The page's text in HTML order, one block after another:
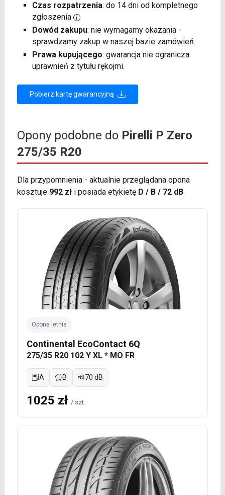
Czas rozpatrzenia: do 14 dni od kompletnego
zgłoszenia
Dowód zakupu: nie wymagamy okazania -
sprawdzamy zakup w naszej bazie zamówień.
Prawa kupującego: gwarancja nie ogranicza
uprawnień z tytułu rękojmi.
Pobierz kartę gwarancyjną
Opony podobne do Pirelli P Zero
275/35 R20
Dla przypomnienia - aktualnie przeglądana opona
kosztuje 992 złi posiada etykietę D / B / 72 dB.
Opona letnia
Continental EcoContact 6Q
275/35 R20 102 Y XL * MO FR
A B 70 dB
1025 zł / szt.